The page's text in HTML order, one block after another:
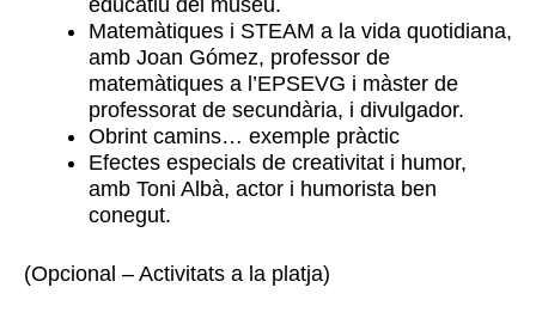
Matemàtiques i STEAM a la vida quotidiana,
amb Joan Gómez, professor de
matemàtiques a l’EPSEVG i màster de
professorat de secundària, i divulgador.
Obrint camins… exemple pràctic
Efectes especials de creativitat i humor,
amb Toni Albà, actor i humorista ben
conegut.
(Opcional – Activitats a la platja)